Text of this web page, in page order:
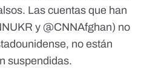
Las cuentas que han
y @CNNAfghan) no
no están
suspendidas.